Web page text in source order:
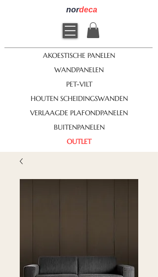
nordeca
AKOESTISCHE PANELEN
WANDPANELEN
PET-VILT
HOUTEN SCHEIDINGSWANDEN
VERLAAGDE PLAFONDPANELEN
BUITENPANELEN
OUTLET